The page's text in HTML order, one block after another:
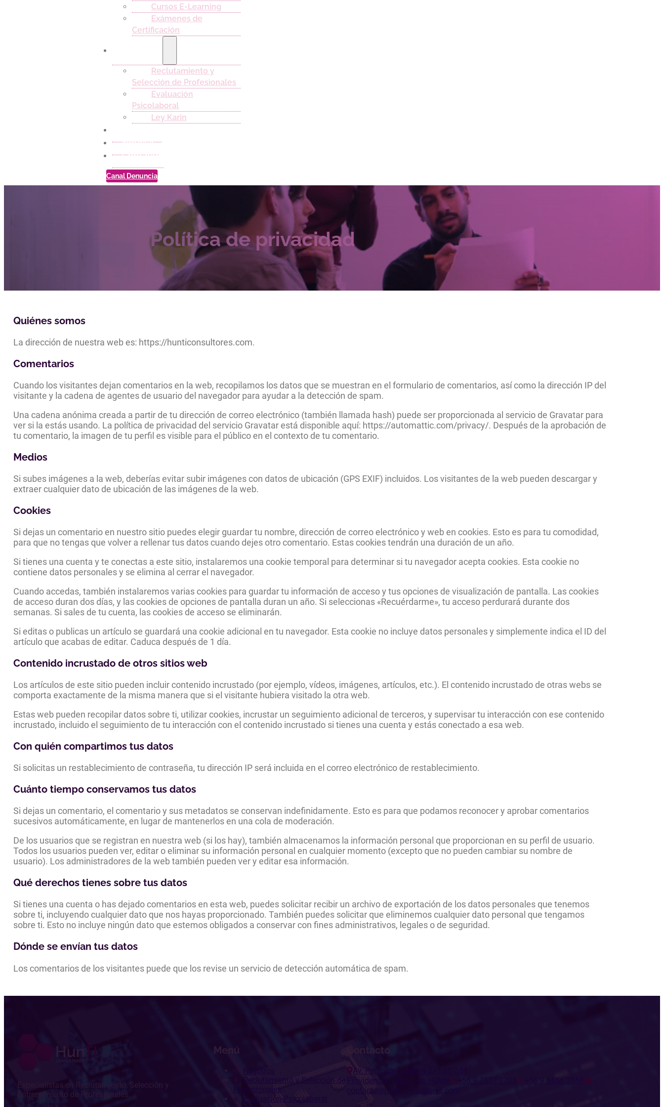
Cursos E-Learning
Exámenes de
Certificación
Reclutamiento y
Selección de Profesionales
Evaluación
Psicolaboral
Ley Karin
Noticias
Contacto
Canal Denuncia
Política de privacidad
Quiénes somos
La dirección de nuestra web es: https://hunticonsultores.com.
Comentarios
Cuando los visitantes dejan comentarios en la web, recopilamos los datos que se muestran en el formulario de comentarios, así como la dirección IP del
visitante y la cadena de agentes de usuario del navegador para ayudar a la detección de spam.
Una cadena anónima creada a partir de tu dirección de correo electrónico (también llamada hash) puede ser proporcionada al servicio de Gravatar para
ver si la estás usando. La política de privacidad del servicio Gravatar está disponible aquí: https://automattic.com/privacy/. Después de la aprobación de
tu comentario, la imagen de tu perfil es visible para el público en el contexto de tu comentario.
Medios
Si subes imágenes a la web, deberías evitar subir imágenes con datos de ubicación (GPS EXIF) incluidos. Los visitantes de la web pueden descargar y
extraer cualquier dato de ubicación de las imágenes de la web.
Cookies
Si dejas un comentario en nuestro sitio puedes elegir guardar tu nombre, dirección de correo electrónico y web en cookies. Esto es para tu comodidad,
para que no tengas que volver a rellenar tus datos cuando dejes otro comentario. Estas cookies tendrán una duración de un año.
Si tienes una cuenta y te conectas a este sitio, instalaremos una cookie temporal para determinar si tu navegador acepta cookies. Esta cookie no
contiene datos personales y se elimina al cerrar el navegador.
Cuando accedas, también instalaremos varias cookies para guardar tu información de acceso y tus opciones de visualización de pantalla. Las cookies
de acceso duran dos días, y las cookies de opciones de pantalla duran un año. Si seleccionas «Recuérdarme», tu acceso perdurará durante dos
semanas. Si sales de tu cuenta, las cookies de acceso se eliminarán.
Si editas o publicas un artículo se guardará una cookie adicional en tu navegador. Esta cookie no incluye datos personales y simplemente indica el ID del
artículo que acabas de editar. Caduca después de 1 día.
Contenido incrustado de otros sitios web
Los artículos de este sitio pueden incluir contenido incrustado (por ejemplo, vídeos, imágenes, artículos, etc.). El contenido incrustado de otras webs se
comporta exactamente de la misma manera que si el visitante hubiera visitado la otra web.
Estas web pueden recopilar datos sobre ti, utilizar cookies, incrustar un seguimiento adicional de terceros, y supervisar tu interacción con ese contenido
incrustado, incluido el seguimiento de tu interacción con el contenido incrustado si tienes una cuenta y estás conectado a esa web.
Con quién compartimos tus datos
Si solicitas un restablecimiento de contraseña, tu dirección IP será incluida en el correo electrónico de restablecimiento.
Cuánto tiempo conservamos tus datos
Si dejas un comentario, el comentario y sus metadatos se conservan indefinidamente. Esto es para que podamos reconocer y aprobar comentarios
sucesivos automáticamente, en lugar de mantenerlos en una cola de moderación.
De los usuarios que se registran en nuestra web (si los hay), también almacenamos la información personal que proporcionan en su perfil de usuario.
Todos los usuarios pueden ver, editar o eliminar su información personal en cualquier momento (excepto que no pueden cambiar su nombre de
usuario). Los administradores de la web también pueden ver y editar esa información.
Qué derechos tienes sobre tus datos
Si tienes una cuenta o has dejado comentarios en esta web, puedes solicitar recibir un archivo de exportación de los datos personales que tenemos
sobre ti, incluyendo cualquier dato que nos hayas proporcionado. También puedes solicitar que eliminemos cualquier dato personal que tengamos
sobre ti. Esto no incluye ningún dato que estemos obligados a conservar con fines administrativos, legales o de seguridad.
Dónde se envían tus datos
Los comentarios de los visitantes puede que los revise un servicio de detección automática de spam.
Menú
Reclutamiento y Selección de
Profesionales
Evaluación Psicolaboral
Contacto
Av. Pedro de Valdivia 273 of. 301
Providencia • Santiago • Chile
contacto@hunticonsultores.com